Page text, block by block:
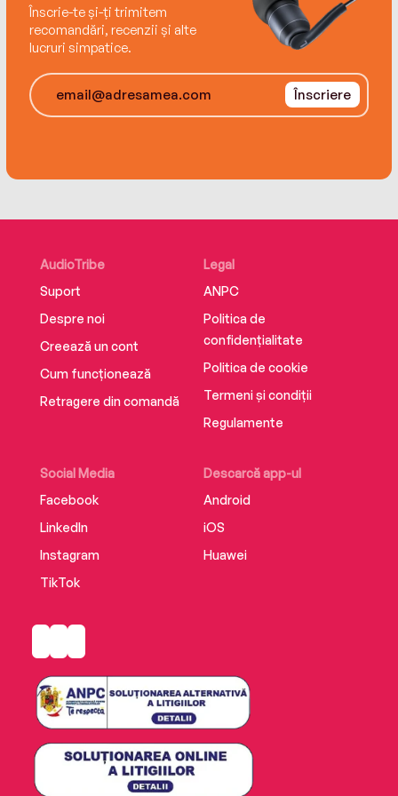
Înscrie-te și-ți trimitem
recomandări, recenzii și alte
lucruri simpatice.
Înscriere
AudioTribe
Suport
Despre noi
Creează un cont
Cum funcționează
Retragere din comandă
Social Media
Facebook
LinkedIn
Instagram
TikTok
Descarcă app-ul
Android
iOS
Huawei
Legal
ANPC
Politica de
confidențialitate
Politica de cookie
Termeni și condiții
Regulamente